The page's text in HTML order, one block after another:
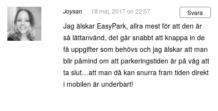
Joysan 18 maj, 2017 on 22:07 Svara
Jag älskar EasyPark, allra mest för att den är
så lättanvänd, det går snabbt att knappa in de
få uppgifter som behövs och jag älskar att man
blir påmind om att parkeringstiden är på väg att
ta slut…att man då kan snurra fram tiden direkt
i mobilen är underbart!